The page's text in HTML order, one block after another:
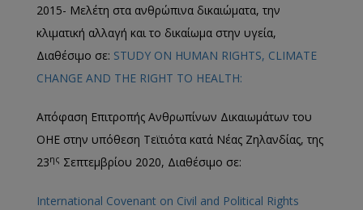
2015- Μελέτη στα ανθρώπινα δικαιώματα, την
κλιματική αλλαγή και το δικαίωμα στην υγεία,
Διαθέσιμο σε: STUDY ON HUMAN RIGHTS, CLIMATE
CHANGE AND THE RIGHT TO HEALTH:
Απόφαση Επιτροπής Ανθρωπίνων Δικαιωμάτων του
ΟΗΕ στην υπόθεση Τεϊτιότα κατά Νέας Ζηλανδίας, της
23ης Σεπτεμβρίου 2020, Διαθέσιμο σε:
International Covenant on Civil and Political Rights